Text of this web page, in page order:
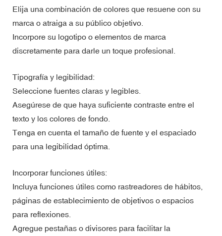
Elija una combinación de colores que resuene con su
marca o atraiga a su público objetivo.
Incorpore su logotipo o elementos de marca
discretamente para darle un toque profesional.
Tipografía y legibilidad:
Seleccione fuentes claras y legibles.
Asegúrese de que haya suficiente contraste entre el
texto y los colores de fondo.
Tenga en cuenta el tamaño de fuente y el espaciado
para una legibilidad óptima.
Incorporar funciones útiles:
Incluya funciones útiles como rastreadores de hábitos,
páginas de establecimiento de objetivos o espacios
para reflexiones.
Agregue pestañas o divisores para facilitar la